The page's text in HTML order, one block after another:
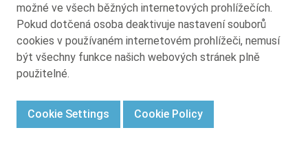
možné ve všech běžných internetových prohlížečích.
Pokud dotčená osoba deaktivuje nastavení souborů
cookies v používaném internetovém prohlížeči, nemusí
být všechny funkce našich webových stránek plně
použitelné.
Cookie Settings Cookie Policy